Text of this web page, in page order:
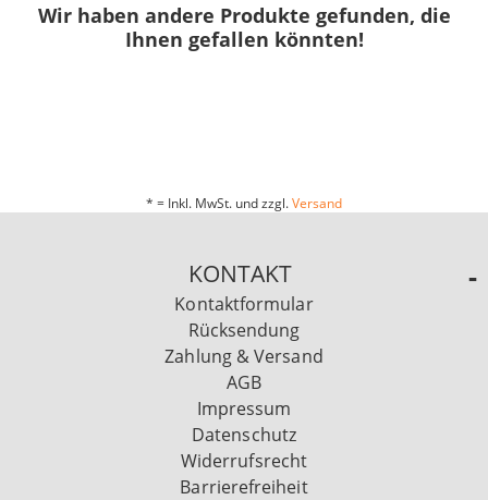
Wir haben andere Produkte gefunden, die
Ihnen gefallen könnten!
* = Inkl. MwSt. und zzgl.Versand
KONTAKT
Kontaktformular
Rücksendung
Zahlung & Versand
AGB
Impressum
Datenschutz
Widerrufsrecht
Barrierefreiheit